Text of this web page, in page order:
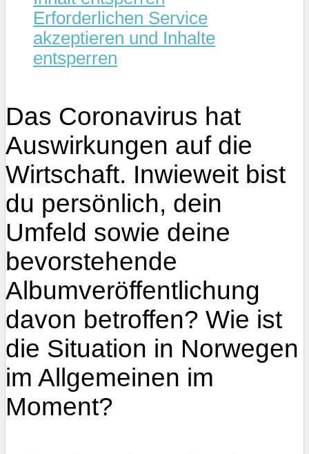
Erforderlichen Service
akzeptieren und Inhalte
entsperren
Das Coronavirus hat
Auswirkungen auf die
Wirtschaft. Inwieweit bist
du persönlich, dein
Umfeld sowie deine
bevorstehende
Albumveröffentlichung
davon betroffen? Wie ist
die Situation in Norwegen
im Allgemeinen im
Moment?